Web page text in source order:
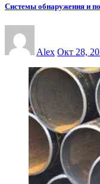
Системы обнаружения и
Alex Окт 28,